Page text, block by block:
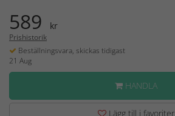
589 kr
Prishistorik
Beställningsvara, skickas tidigast
21 Aug
HANDLA
Lägg till i favoriter